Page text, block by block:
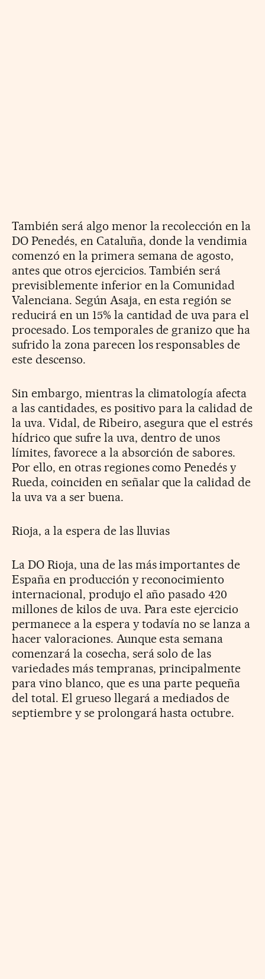
También será algo menor la recolección en la
DO Penedés, en Cataluña, donde la vendimia
comenzó en la primera semana de agosto,
antes que otros ejercicios. También será
previsiblemente inferior en la Comunidad
Valenciana. Según Asaja, en esta región se
reducirá en un 15% la cantidad de uva para el
procesado. Los temporales de granizo que ha
sufrido la zona parecen los responsables de
este descenso.
Sin embargo, mientras la climatología afecta
a las cantidades, es positivo para la calidad de
la uva. Vidal, de Ribeiro, asegura que el estrés
hídrico que sufre la uva, dentro de unos
límites, favorece a la absorción de sabores.
Por ello, en otras regiones como Penedés y
Rueda, coinciden en señalar que la calidad de
la uva va a ser buena.
Rioja, a la espera de las lluvias
La DO Rioja, una de las más importantes de
España en producción y reconocimiento
internacional, produjo el año pasado 420
millones de kilos de uva. Para este ejercicio
permanece a la espera y todavía no se lanza a
hacer valoraciones. Aunque esta semana
comenzará la cosecha, será solo de las
variedades más tempranas, principalmente
para vino blanco, que es una parte pequeña
del total. El grueso llegará a mediados de
septiembre y se prolongará hasta octubre.